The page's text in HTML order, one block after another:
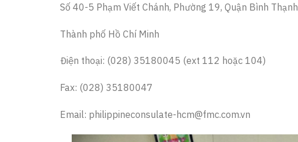
Số 40-5 Phạm Viết Chánh, Phường 19, Quận Bình Thạnh
Thành phố Hồ Chí Minh
Điện thoại: (028) 35180045 (ext 112 hoặc 104)
Fax: (028) 35180047
Email: philippineconsulate-hcm@fmc.com.vn